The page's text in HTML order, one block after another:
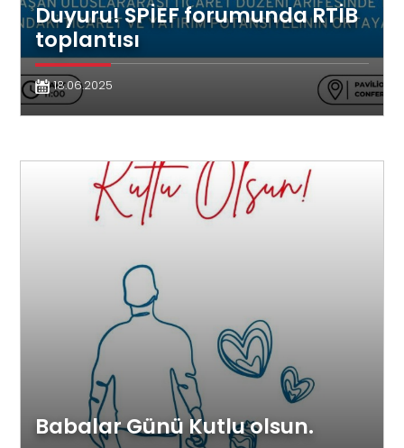
Duyuru! SPİEF forumunda RTİB
toplantısı
18.06.2025
Babalar Günü Kutlu olsun.